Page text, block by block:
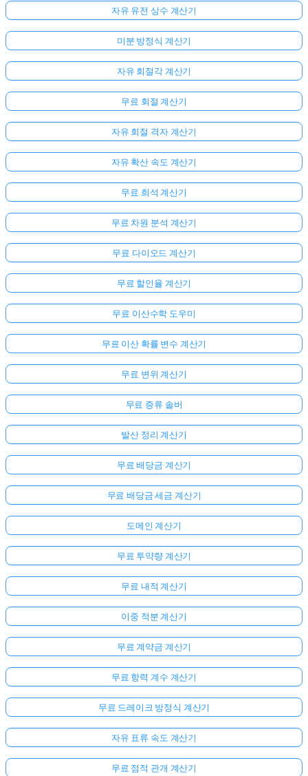
기
서
로
그
자유 유전 상수 계산기
미분 방정식 계산기
자유 회절각 계산기
무료 회절 계산기
자유 회절 격자 계산기
자유 확산 속도 계산기
무료 희석 계산기
무료 차원 분석 계산기
무료 다이오드 계산기
무료 할인율 계산기
무료 이산수학 도우미
무료 이산 확률 변수 계산기
무료 변위 계산기
무료 증류 솔버
발산 정리 계산기
무료 배당금 계산기
무료 배당금 세금 계산기
도메인 계산기
무료 투약량 계산기
무료 내적 계산기
이중 적분 계산기
무료 계약금 계산기
무료 항력 계수 계산기
무료 드레이크 방정식 계산기
자유 표류 속도 계산기
무료 점적 관개 계산기